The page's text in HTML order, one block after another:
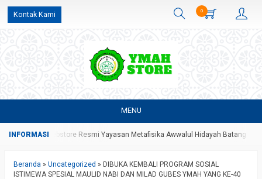
Kontak Kami 0
MENU
Webstore Resmi Yayasan Metafisika Awwalul Hidayah Batang
Beranda » Uncategorized » DIBUKA KEMBALI PROGRAM SOSIAL
ISTIMEWA SPESIAL MAULID NABI DAN MILAD GUBES YMAH YANG KE-40